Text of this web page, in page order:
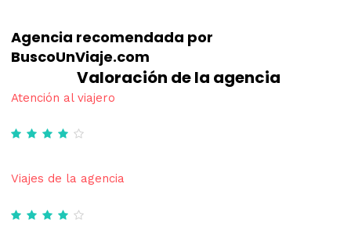
Agencia recomendada por
BuscoUnViaje.com
Valoración de la agencia
Atención al viajero
Viajes de la agencia